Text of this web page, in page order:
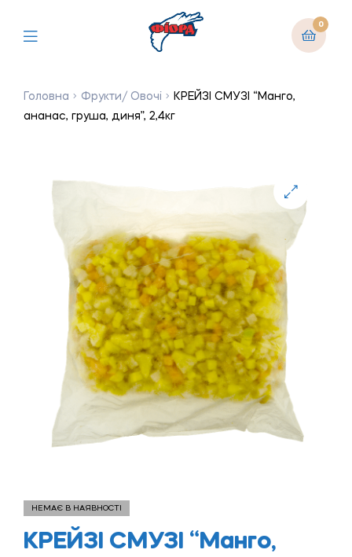
0
Головна Фрукти/ Овочі
КРЕЙЗІ СМУЗІ “Манго,
ананас, груша, диня”, 2,4кг
НЕМАЄ В НАЯВНОСТІ
КРЕЙЗІ СМУЗІ “Манго,